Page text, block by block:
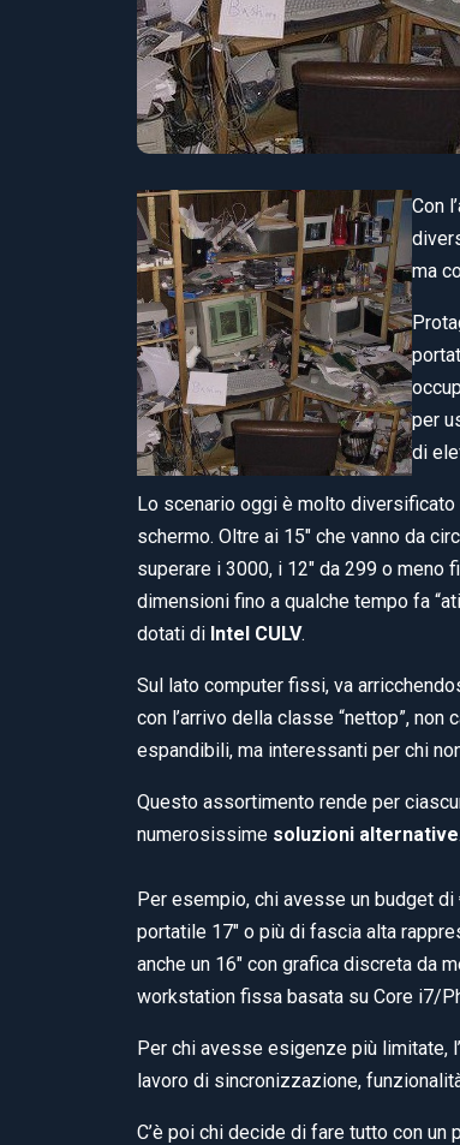
Con
ma
per
di
Lo scenario oggi è molto
schermo. Oltre ai 15″ che vanno da
superare i 3000, i 12″ da 299 o
dimensioni fino a qualche tempo fa
dotati di Intel CULV.
Sul lato computer fissi, va
con l’arrivo della classe “nettop”,
espandibili, ma interessanti per chi
Questo assortimento rende per
numerosissime soluzioni alternative
Per esempio, chi avesse un budget
portatile 17″ o più di fascia alta
anche un 16″ con grafica discreta da
workstation fissa basata su Core i7/
Per chi avesse esigenze più limitate,
lavoro di sincronizzazione,
C’è poi chi decide di fare tutto con